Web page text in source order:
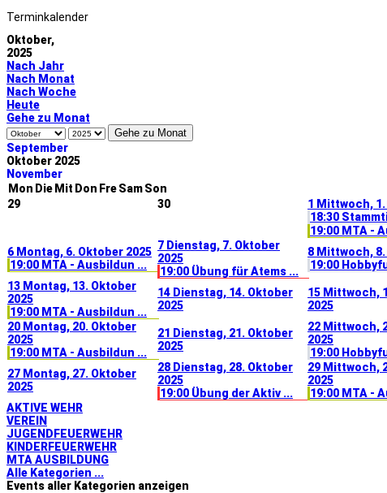
Terminkalender
Oktober,
2025
Nach Jahr
Nach Monat
Nach Woche
Heute
Gehe zu Monat
Gehe zu Monat
September
Oktober 2025
November
Mon Die Mit Don FreSamSon
29
30 1 Mittwoch,
18:30
19:00 MTA -
6 Montag, 6. Oktober 2025
19:00 MTA - Ausbildun ...
7 Dienstag, 7. Oktober
2025
19:00 Übung für Atems ...
8 Mittwoch,
19:00
13 Montag, 13. Oktober
2025
19:00 MTA - Ausbildun ...
14 Dienstag, 14. Oktober
2025
15 Mittwoch,
2025
20 Montag, 20. Oktober
2025
19:00 MTA - Ausbildun ...
21 Dienstag, 21. Oktober
2025
22 Mittwoch,
2025
19:00
27 Montag, 27. Oktober
2025
28 Dienstag, 28. Oktober
2025
19:00 Übung der Aktiv ...
29 Mittwoch,
2025
19:00 MTA -
AKTIVE WEHR
VEREIN
JUGENDFEUERWEHR
KINDERFEUERWEHR
MTA AUSBILDUNG
Alle Kategorien ...
Events aller Kategorien anzeigen